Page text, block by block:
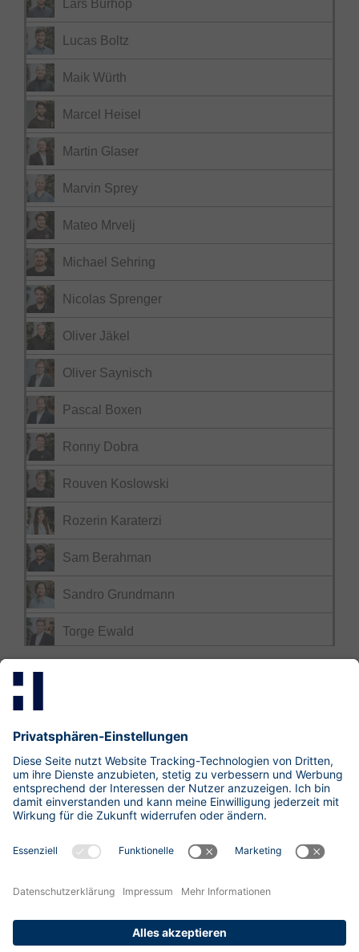
Lars Burhop
Lucas Boltz
Maik Würth
Marcel Heisel
Martin Glaser
Marvin Sprey
Mateo Mrvelj
Michael Sehring
Nicolas Sprenger
Oliver Jäkel
Oliver Saynisch
Pascal Boxen
Ronny Dobra
Rouven Koslowski
Rozerin Karaterzi
Sam Berahman
Sandro Grundmann
Torge Ewald
Mastodon
LinkedIn
Xing